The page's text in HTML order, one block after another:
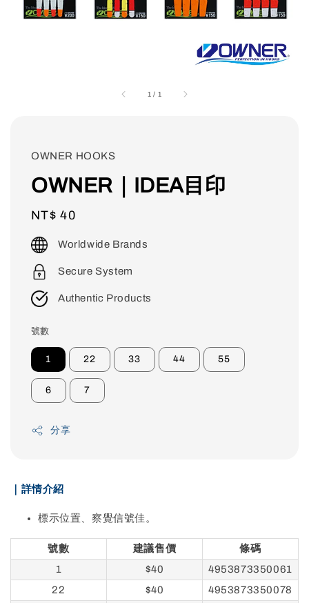
1 / 1
OWNER HOOKS
OWNER｜IDEA目印
Regular
price
NT$ 40
Worldwide Brands
Secure System
Authentic Products
號數
1 22 33 44 55
6 7
分享
｜詳情介紹
標示位置、察覺信號佳。
號數 建議售價
條碼
1
$40
4953873350061
22
$40
4953873350078